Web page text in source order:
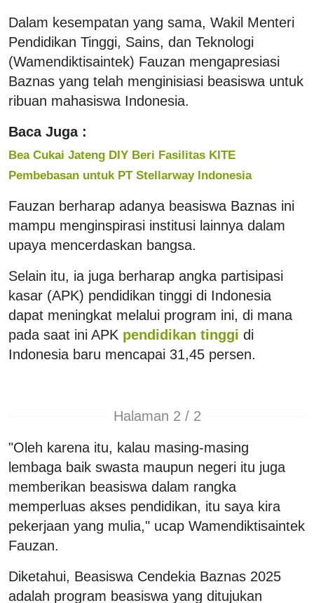
Dalam kesempatan yang sama, Wakil Menteri
Pendidikan Tinggi, Sains, dan Teknologi
(Wamendiktisaintek) Fauzan mengapresiasi
Baznas yang telah menginisiasi beasiswa untuk
ribuan mahasiswa Indonesia.
Baca Juga :
Bea Cukai Jateng DIY Beri Fasilitas KITE
Pembebasan untuk PT Stellarway Indonesia
Fauzan berharap adanya beasiswa Baznas ini
mampu menginspirasi institusi lainnya dalam
upaya mencerdaskan bangsa.
Selain itu, ia juga berharap angka partisipasi
kasar (APK) pendidikan tinggi di Indonesia
dapat meningkat melalui program ini, di mana
pada saat ini APK pendidikan tinggi di
Indonesia baru mencapai 31,45 persen.
Halaman 2 / 2
"Oleh karena itu, kalau masing-masing
lembaga baik swasta maupun negeri itu juga
memberikan beasiswa dalam rangka
memperluas akses pendidikan, itu saya kira
pekerjaan yang mulia," ucap Wamendiktisaintek
Fauzan.
Diketahui, Beasiswa Cendekia Baznas 2025
adalah program beasiswa yang ditujukan